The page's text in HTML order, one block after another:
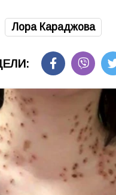
Лора Караджова